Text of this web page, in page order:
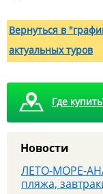
Вернуться в
актуальных туров
Где
Новости
которую вы
ЛЕТО-МОРЕ-
пляжа,